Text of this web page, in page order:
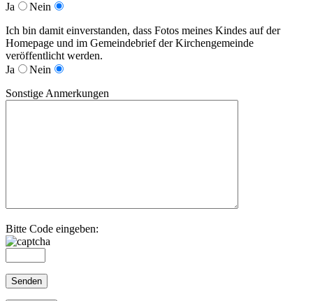
Ja
Nein
Ich bin damit einverstanden, dass Fotos meines Kindes auf der
Homepage und im Gemeindebrief der Kirchengemeinde
veröffentlicht werden.
Ja
Nein
Sonstige Anmerkungen
Bitte Code eingeben: